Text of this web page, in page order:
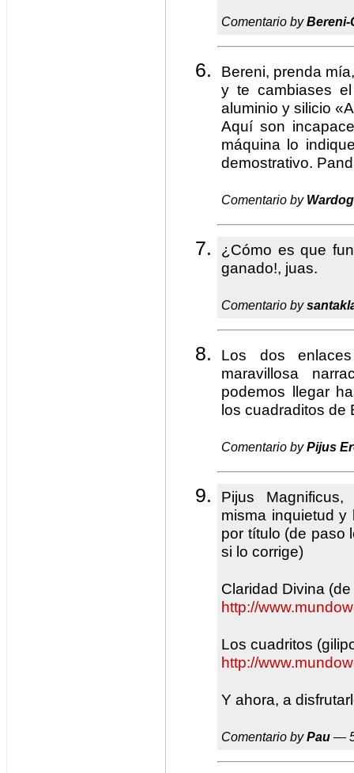
Comentario byBereni-
Bereni, prenda
y te cambiases
aluminio y silicio
Aquí son
máquina lo
demostrativo.
Comentario by Wardog
¿Cómo es que
ganado!, juas.
Comentario by
Los dos
maravillosa
podemos llegar
los cuadraditos de
Comentario byPijus
Pijus
misma inquietud
por título (de paso
si lo corrige)
Claridad Divina
http://
Los cuadritos
http://
Y ahora, a
Comentario byPau —